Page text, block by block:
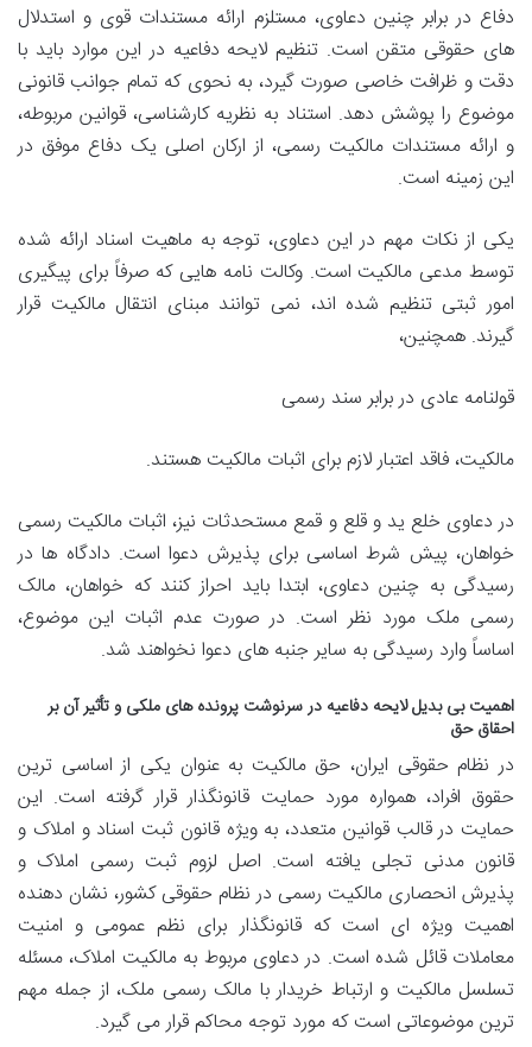
دفاع در برابر چنین دعاوی، مستلزم ارائه مستندات قوی و استدلال
های حقوقی متقن است. تنظیم لایحه دفاعیه در این موارد باید با
دقت و ظرافت خاصی صورت گیرد، به نحوی که تمام جوانب قانونی
موضوع را پوشش دهد. استناد به نظریه کارشناسی، قوانین مربوطه،
و ارائه مستندات مالکیت رسمی، از ارکان اصلی یک دفاع موفق در
این زمینه است.
یکی از نکات مهم در این دعاوی، توجه به ماهیت اسناد ارائه شده
توسط مدعی مالکیت است. وکالت نامه هایی که صرفاً برای پیگیری
امور ثبتی تنظیم شده اند، نمی توانند مبنای انتقال مالکیت قرار
گیرند. همچنین،
قولنامه عادی در برابر سند رسمی
مالکیت، فاقد اعتبار لازم برای اثبات مالکیت هستند.
در دعاوی خلع ید و قلع و قمع مستحدثات نیز، اثبات مالکیت رسمی
خواهان، پیش شرط اساسی برای پذیرش دعوا است. دادگاه ها در
رسیدگی به چنین دعاوی، ابتدا باید احراز کنند که خواهان، مالک
رسمی ملک مورد نظر است. در صورت عدم اثبات این موضوع،
اساساً وارد رسیدگی به سایر جنبه های دعوا نخواهند شد.
اهمیت بی بدیل لایحه دفاعیه در سرنوشت پرونده های ملکی و تأثیر آن بر
احقاق حق
در نظام حقوقی ایران، حق مالکیت به عنوان یکی از اساسی ترین
حقوق افراد، همواره مورد حمایت قانونگذار قرار گرفته است. این
حمایت در قالب قوانین متعدد، به ویژه قانون ثبت اسناد و املاک و
قانون مدنی تجلی یافته است. اصل لزوم ثبت رسمی املاک و
پذیرش انحصاری مالکیت رسمی در نظام حقوقی کشور، نشان دهنده
اهمیت ویژه ای است که قانونگذار برای نظم عمومی و امنیت
معاملات قائل شده است. در دعاوی مربوط به مالکیت املاک، مسئله
تسلسل مالکیت و ارتباط خریدار با مالک رسمی ملک، از جمله مهم
ترین موضوعاتی است که مورد توجه محاکم قرار می گیرد.